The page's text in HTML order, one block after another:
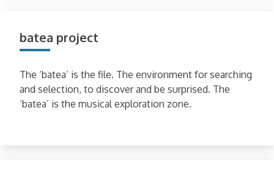
batea project
The ‘batea’ is the file. The environment for searching
and selection, to discover and be surprised. The
‘batea’ is the musical exploration zone.